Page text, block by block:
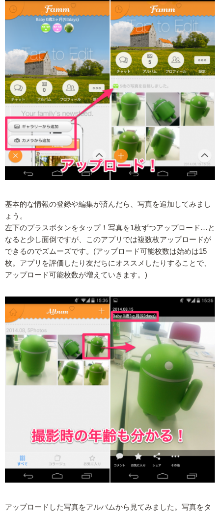
基本的な情報の登録や編集が済んだら、写真を追加してみまし
ょう。
左下のプラスボタンをタップ！写真を1枚ずつアップロード…と
なると少し面倒ですが、このアプリでは複数枚アップロードが
できるのでズムーズです。(アップロード可能枚数は始めは15
枚。アプリを評価したり友だちにオススメしたりすることで、
アップロード可能枚数が増えていきます。)
アップロードした写真をアルバムから見てみました。写真をタ